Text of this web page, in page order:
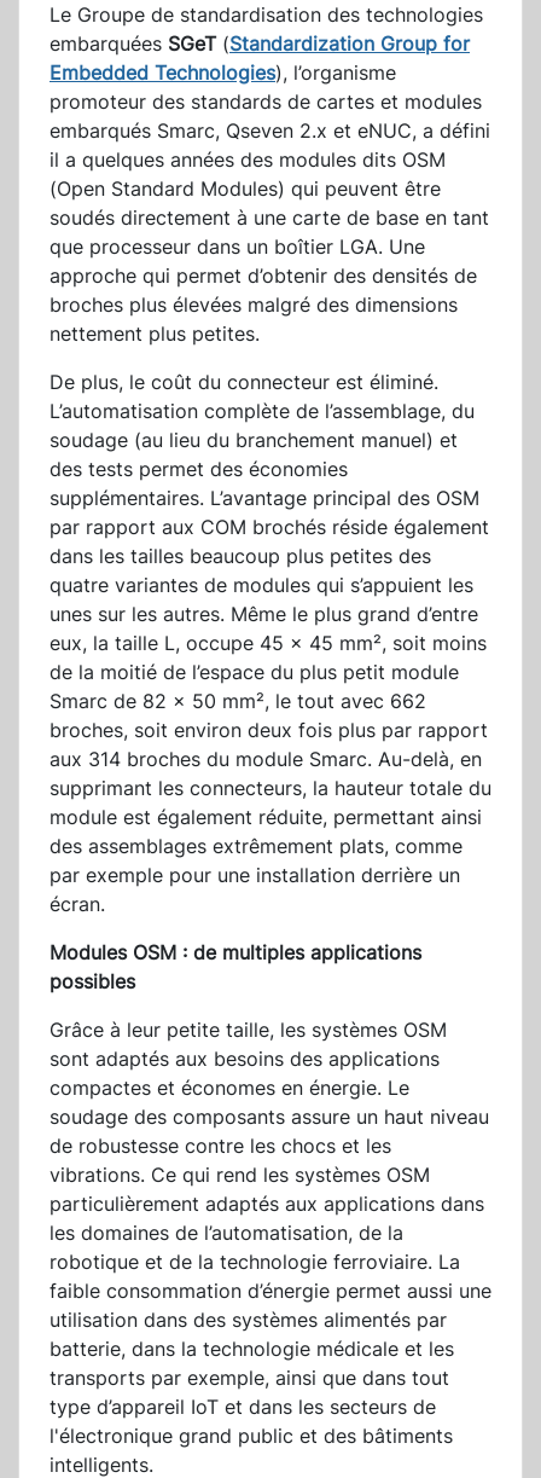
Le Groupe de standardisation des technologies
embarquées SGeT(Standardization Group for
Embedded Technologies), l’organisme
promoteur des standards de cartes et modules
embarqués Smarc, Qseven 2.x et eNUC, a défini
il a quelques années des modules dits OSM
(Open Standard Modules) qui peuvent être
soudés directement à une carte de base en tant
que processeur dans un boîtier LGA. Une
approche qui permet d’obtenir des densités de
broches plus élevées malgré des dimensions
nettement plus petites.
De plus, le coût du connecteur est éliminé.
L’automatisation complète de l’assemblage, du
soudage (au lieu du branchement manuel) et
des tests permet des économies
supplémentaires. L’avantage principal des OSM
par rapport aux COM brochés réside également
dans les tailles beaucoup plus petites des
quatre variantes de modules qui s’appuient les
unes sur les autres. Même le plus grand d’entre
eux, la taille L, occupe 45 x 45 mm², soit moins
de la moitié de l’espace du plus petit module
Smarc de 82 x 50 mm², le tout avec 662
broches, soit environ deux fois plus par rapport
aux 314 broches du module Smarc. Au-delà, en
supprimant les connecteurs, la hauteur totale du
module est également réduite, permettant ainsi
des assemblages extrêmement plats, comme
par exemple pour une installation derrière un
écran.
Modules OSM : de multiples applications
possibles
Grâce à leur petite taille, les systèmes OSM
sont adaptés aux besoins des applications
compactes et économes en énergie. Le
soudage des composants assure un haut niveau
de robustesse contre les chocs et les
vibrations. Ce qui rend les systèmes OSM
particulièrement adaptés aux applications dans
les domaines de l’automatisation, de la
robotique et de la technologie ferroviaire. La
faible consommation d’énergie permet aussi une
utilisation dans des systèmes alimentés par
batterie, dans la technologie médicale et les
transports par exemple, ainsi que dans tout
type d’appareil IoT et dans les secteurs de
l'électronique grand public et des bâtiments
intelligents.